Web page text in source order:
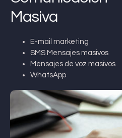
Masiva
E-mail marketing
SMS Mensajes masivos
Mensajes de voz masivos
WhatsApp